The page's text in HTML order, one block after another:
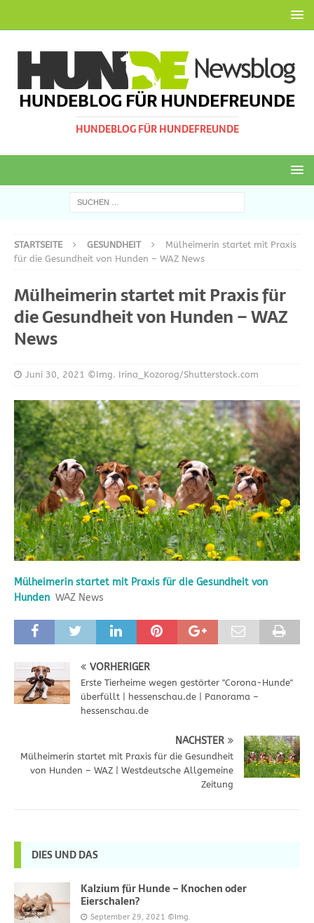
HUNDEBLOG FÜR HUNDEFREUNDE
HUNDEBLOG FÜR HUNDEFREUNDE
STARTSEITE GESUNDHEIT
Mülheimerin startet mit Praxis
für die Gesundheit von Hunden – WAZ News
Mülheimerin startet mit Praxis für
die Gesundheit von Hunden – WAZ
News
Juni 30, 2021 ©Img. Irina_Kozorog/Shutterstock.com
Mülheimerin startet mit Praxis für die Gesundheit von
Hunden WAZ News
VORHERIGER
Erste Tierheime wegen gestörter "Corona-Hunde"
überfüllt | hessenschau.de | Panorama –
hessenschau.de
NÄCHSTER
Mülheimerin startet mit Praxis für die Gesundheit
von Hunden – WAZ | Westdeutsche Allgemeine
Zeitung
DIES UND DAS
Kalzium für Hunde – Knochen oder
Eierschalen?
September 29, 2021 ©Img.